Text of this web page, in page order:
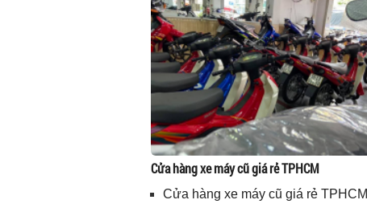
Cửa hàng xe máy cũ giá rẻ TPHCM
Cửa hàng xe máy cũ giá rẻ TPHCM